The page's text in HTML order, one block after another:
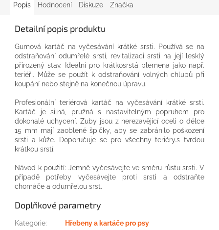
Popis Hodnocení Diskuze Značka
Detailní popis produktu
Gumová kartáč na vyčesávání krátké srsti. Používá se na
odstraňování odumřelé srsti, revitalizaci srsti na její
lesklý
přirozený stav. Ideální pro krátkosrstá plemena jako např.
teriéři. Může se použít k odstraňování volných chlupů při
koupání nebo stejně na konečnou úpravu.
Profesionální teriérová kartáč na vyčesávání krátké srsti.
Kartáč
je silná, pružná s nastavitelným popruhem
pro
dokonalé uchycení. Zuby jsou z nerezavějící oceli o délce
15 mm mají zaoblené špičky
aby se zabránilo poškození
srsti a kůže. Doporučuje se pro všechny teriéry.s tvrdou
krátkou srstí.
Návod k použití: Jemně vyčesávejte ve směru růstu srsti. V
případě potřeby
vyčesávejte proti srsti a
odstraňte
chomáče a odumřelou srst.
Doplňkové parametry
Kategorie:
Hřebeny a kartáče pro psy